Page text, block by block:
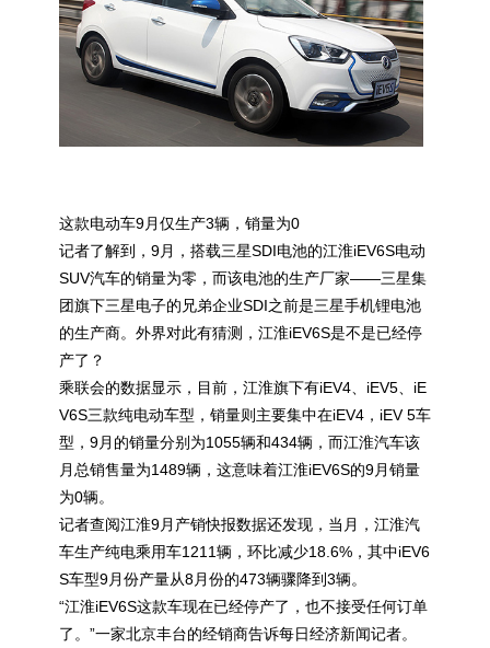
这款电动车9月仅生产3辆，销量为0
记者了解到，9月，搭载三星SDI电池的江淮iEV6S电动
SUV汽车的销量为零，而该电池的生产厂家——三星集
团旗下三星电子的兄弟企业SDI之前是三星手机锂电池
的生产商。外界对此有猜测，江淮iEV6S是不是已经停
产了？
乘联会的数据显示，目前，江淮旗下有iEV4、iEV5、iE
V6S三款纯电动车型，销量则主要集中在iEV4，iEV 5车
型，9月的销量分别为1055辆和434辆，而江淮汽车该
月总销售量为1489辆，这意味着江淮iEV6S的9月销量
为0辆。
记者查阅江淮9月产销快报数据还发现，当月，江淮汽
车生产纯电乘用车1211辆，环比减少18.6%，其中iEV6
S车型9月份产量从8月份的473辆骤降到3辆。
“江淮iEV6S这款车现在已经停产了，也不接受任何订单
了。”一家北京丰台的经销商告诉每日经济新闻记者。